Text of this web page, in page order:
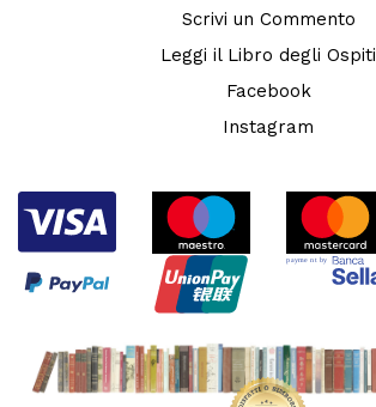
Scrivi un Commento
Leggi il Libro degli Ospiti
Facebook
Instagram